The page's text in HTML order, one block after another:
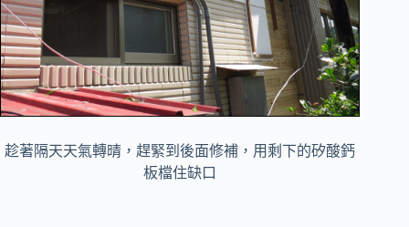
趁著隔天天氣轉晴，趕緊到後面修補，用剩下的矽酸鈣
板檔住缺口